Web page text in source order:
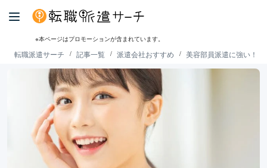
※本ページはプロモーションが含まれています。
転職派遣サーチ 記事一覧 派遣会社おすすめ 美容部員派遣に強い！